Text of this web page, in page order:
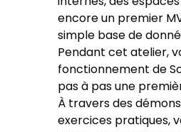
encore un premier
simple base de
Pendant cet atelier,
fonctionnement de
pas à pas une
À travers des
exercices pratiques,